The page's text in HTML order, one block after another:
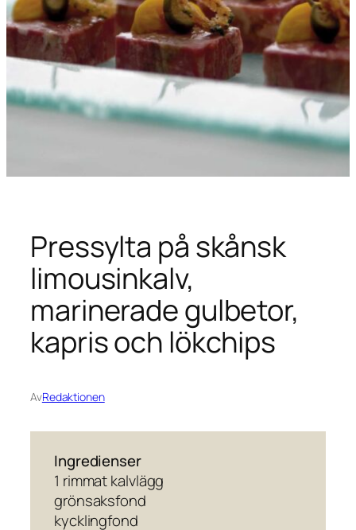
Pressylta på skånsk
limousinkalv,
marinerade gulbetor,
kapris och lökchips
AvRedaktionen
Ingredienser
1 rimmat kalvlägg
grönsaksfond
kycklingfond